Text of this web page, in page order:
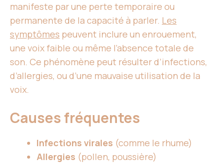
manifeste par une perte temporaire ou
permanente de la capacité à parler. Les
symptômes peuvent inclure un enrouement,
une voix faible ou même l’absence totale de
son. Ce phénomène peut résulter d’infections,
d’allergies, ou d’une mauvaise utilisation de la
voix.
Causes fréquentes
Infections virales (comme le rhume)
Allergies (pollen, poussière)